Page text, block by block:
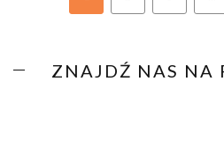
ZNAJDŹ NAS NA